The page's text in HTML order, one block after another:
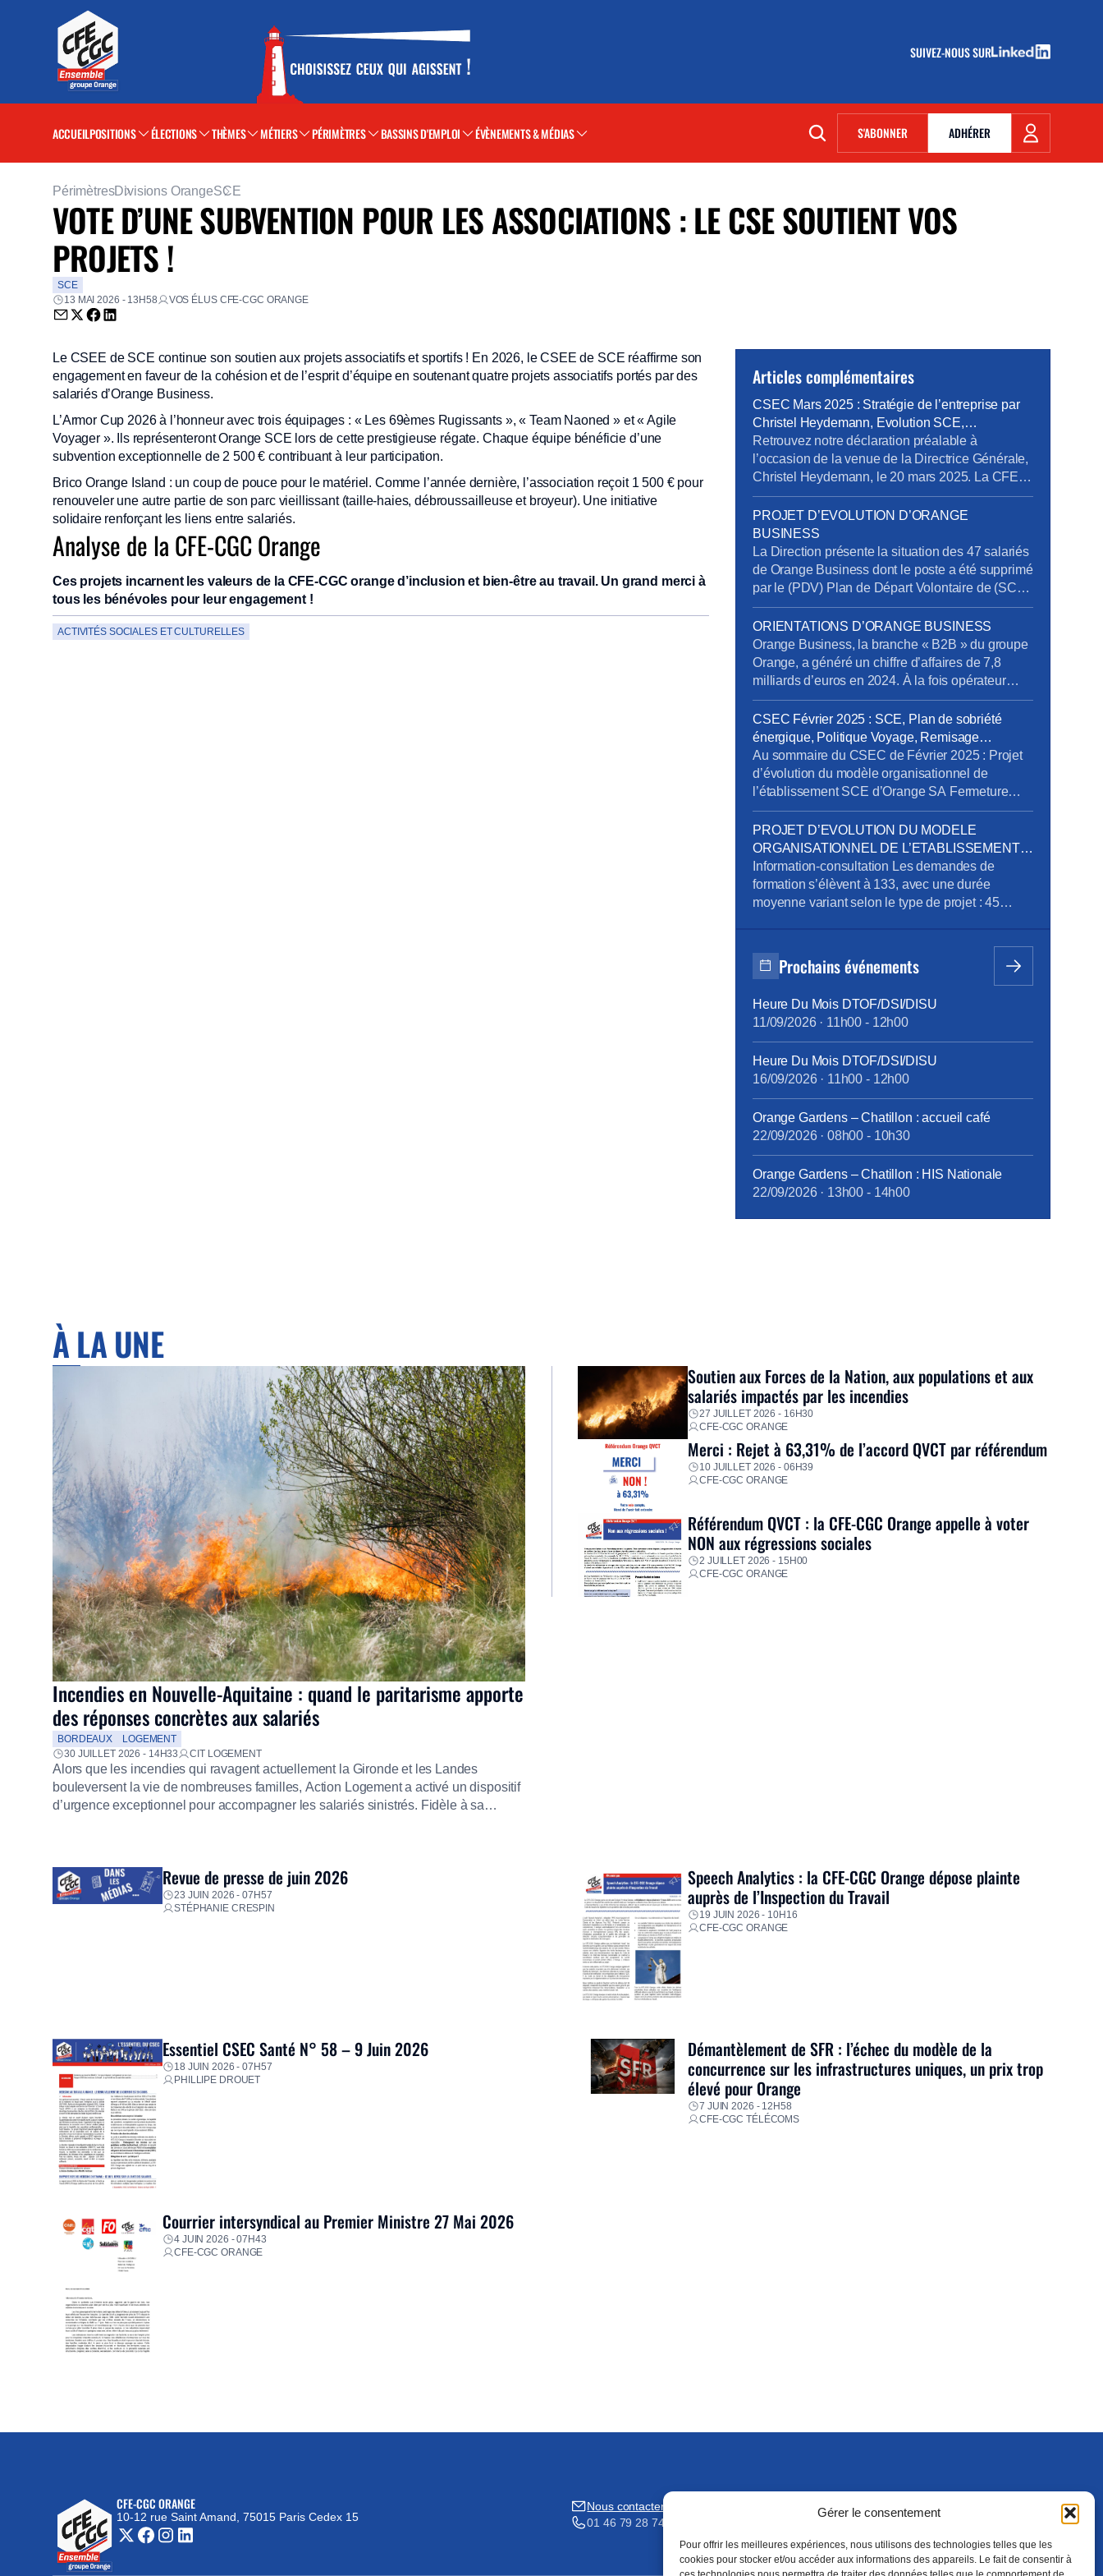
Gérer le consentement
Pour offrir les meilleures expériences, nous utilisons des technologies telles que les
cookies pour stocker et/ou accéder aux informations des appareils. Le fait de consentir à
SUIVEZ-NOUS SUR
(NOUVELLE FENÊTRE)
ACCUEILPOSITIONS ÉLECTIONS THÈMES MÉTIERS PÉRIMÈTRES BASSINS D'EMPLOI ÉVÈNEMENTS & MÉDIAS S'ABONNER(NOUVELLE FENÊTRE)
ADHÉRER
PérimètresDivisions OrangeSCE
VOTE D’UNE SUBVENTION POUR LES ASSOCIATIONS : LE CSE SOUTIENT VOS
PROJETS !
SCE
13 MAI 2026 - 13H58
VOS ÉLUS CFE-CGC ORANGE
Envoyer par email (nouvelle fenêtre)
Partager sur Twitter (nouvelle fenêtre)
Partager sur Facebook (nouvelle fenêtre)
Partager sur LinkedIn (nouvelle fenêtre)
Le CSEE de SCE continue son soutien aux projets associatifs et sportifs ! En 2026, le CSEE de SCE réaffirme son
engagement en faveur de la cohésion et de l’esprit d’équipe en soutenant quatre projets associatifs portés par des
salariés d’Orange Business.
L’Armor Cup 2026 à l’honneur avec trois équipages : « Les 69èmes Rugissants », « Team Naoned » et « Agile
Voyager ». Ils représenteront Orange SCE lors de cette prestigieuse régate. Chaque équipe bénéficie d’une
subvention exceptionnelle de 2 500 € contribuant à leur participation.
Brico Orange Island : un coup de pouce pour le matériel. Comme l’année dernière, l’association reçoit 1 500 € pour
renouveler une autre partie de son parc vieillissant (taille-haies, débroussailleuse et broyeur). Une initiative
solidaire renforçant les liens entre salariés.
Analyse de la CFE-CGC Orange
Ces projets incarnent les valeurs de la CFE-CGC orange d’inclusion et bien-être au travail. Un grand merci à
tous les bénévoles pour leur engagement !
ACTIVITÉS SOCIALES ET CULTURELLES
Articles complémentaires
CSEC Mars 2025 : Stratégie de l’entreprise par
Christel Heydemann, Evolution SCE,
Orientations Orange Business
Retrouvez notre déclaration préalable à
l’occasion de la venue de la Directrice Générale,
Christel Heydemann, le 20 mars 2025. La CFE-
CGC Orange l’a interpellée sur plusieurs sujets
issus de l’enquête de la Commission Nationale
de Prévention et de Sécurité (CNPS) : La
situation de RPS et un suicide reconnu en
accident du travail La dégradation […]
PROJET D’EVOLUTION D’ORANGE
BUSINESS
La Direction présente la situation des 47 salariés
de Orange Business dont le poste a été supprimé
par le (PDV) Plan de Départ Volontaire de (SCE)
Services de Communication Entreprise) sans
qu’ils aient été volontaires. Rappelons en effet
que la Direction s’était engagée à retrouver des
postes pour tous les salariés impactés. Au 20
mars […]
ORIENTATIONS D’ORANGE BUSINESS
Orange Business, la branche « B2B » du groupe
Orange, a généré un chiffre d’affaires de 7,8
milliards d’euros en 2024. À la fois opérateur
télécom et intégrateur numérique, elle sert une
clientèle mondiale via trois canaux : Entreprises
France, Grands Clients France et International.
Ses services se répartissent en trois segments :
Télécom, Digital et Intégration. […]
CSEC Février 2025 : SCE, Plan de sobriété
énergique, Politique Voyage, Remisage
Véhicule, Addictions
Au sommaire du CSEC de Février 2025 : Projet
d’évolution du modèle organisationnel de
l’établissement SCE d’Orange SA Fermeture
exceptionnelle de certains sites tertiaires dans le
cadre du plan de sobriété énergétique
Mandatement de la CPRPPST : Politique
Voyage, Remisage Véhicule, Situation de la
prévention de l’addiction au sein du groupe
Orange Pour télécharger le […]
PROJET D’EVOLUTION DU MODELE
ORGANISATIONNEL DE L’ETABLISSEMENT
SCE D’ORANGE SA
Information-consultation Les demandes de
formation s’élèvent à 133, avec une durée
moyenne variant selon le type de projet : 45
d’entreprise. Des ateliers en présentiel ont été
organisés pour aider les volontaires à
thématiques […]
Prochains événements
Heure Du Mois DTOF/DSI/DISU
11/09/2026· 11h00 - 12h00
Heure Du Mois DTOF/DSI/DISU
16/09/2026· 11h00 - 12h00
Orange Gardens – Chatillon : accueil café
22/09/2026· 08h00 - 10h30
Orange Gardens – Chatillon : HIS Nationale
22/09/2026· 13h00 - 14h00
À LA UNE
Incendies en Nouvelle-Aquitaine : quand le paritarisme apporte
des réponses concrètes aux salariés
BORDEAUX
LOGEMENT
30 JUILLET 2026 - 14H33
CIT LOGEMENT
Alors que les incendies qui ravagent actuellement la Gironde et les Landes
bouleversent la vie de nombreuses familles, Action Logement a activé un dispositif
d’urgence exceptionnel pour accompagner les salariés sinistrés. Fidèle à sa
Soutien aux Forces de la Nation, aux populations et aux
salariés impactés par les incendies
27 JUILLET 2026 - 16H30
CFE-CGC ORANGE
Merci : Rejet à 63,31% de l’accord QVCT par référendum
10 JUILLET 2026 - 06H39
CFE-CGC ORANGE
Référendum QVCT : la CFE-CGC Orange appelle à voter
NON aux régressions sociales
2 JUILLET 2026 - 15H00
CFE-CGC ORANGE
Revue de presse de juin 2026
23 JUIN 2026 - 07H57
STÉPHANIE CRESPIN
Speech Analytics : la CFE-CGC Orange dépose plainte
auprès de l’Inspection du Travail
19 JUIN 2026 - 10H16
CFE-CGC ORANGE
Essentiel CSEC Santé N° 58 – 9 Juin 2026
18 JUIN 2026 - 07H57
PHILLIPE DROUET
Démantèlement de SFR : l’échec du modèle de la
concurrence sur les infrastructures uniques, un prix trop
élevé pour Orange
7 JUIN 2026 - 12H58
CFE-CGC TÉLÉCOMS
Courrier intersyndical au Premier Ministre 27 Mai 2026
4 JUIN 2026 - 07H43
CFE-CGC ORANGE
CFE-CGC ORANGE
10-12 rue Saint Amand, 75015 Paris Cedex 15
(nouvelle fenêtre)
Nous contacter
01 46 79 28 74
S'ABONNER
(NOUVELLE FENÊTRE)
ADHÉRER